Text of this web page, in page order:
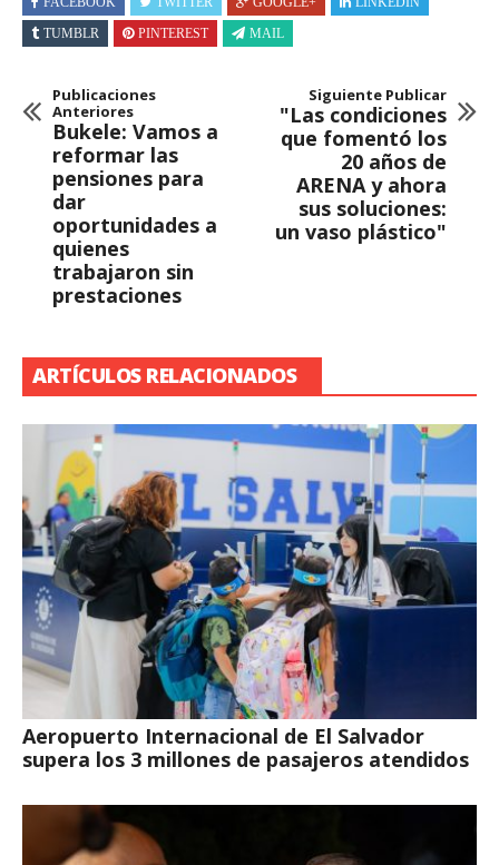
TUMBLR
PINTEREST MAIL
Publicaciones
Anteriores
Bukele: Vamos a
reformar las
pensiones para
dar
oportunidades a
quienes
trabajaron sin
prestaciones
Siguiente Publicar
"Las condiciones
que fomentó los
20 años de
ARENA y ahora
sus soluciones:
un vaso plástico"
ARTÍCULOS RELACIONADOS
Aeropuerto Internacional de El Salvador
supera los 3 millones de pasajeros atendidos